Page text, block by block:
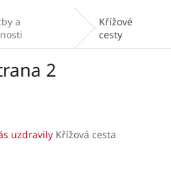
a
Křížové
cesty
2
uzdravily Křížová cesta